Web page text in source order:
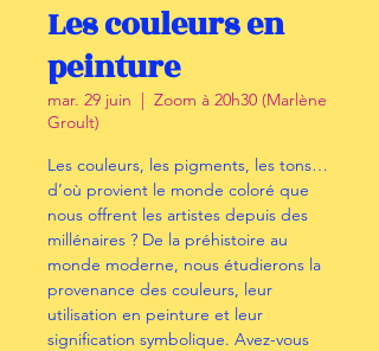
Les couleurs en
peinture
mar. 29 juin
  |
Zoom à 20h30 (Marlène
Groult)
Les couleurs, les pigments, les tons…
d’où provient le monde coloré que
nous offrent les artistes depuis des
millénaires ? De la préhistoire au
monde moderne, nous étudierons la
provenance des couleurs, leur
utilisation en peinture et leur
signification symbolique. Avez-vous